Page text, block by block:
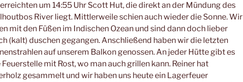
um 14:55 Uhr Scott Hut, die direkt an der Mündung des
River liegt. Mittlerweile schien auch wieder die Sonne. Wir
mit den Füßen im Indischen Ozean und sind dann doch lieber
(kalt) duschen gegangen. Anschließend haben wir die letzten
auf unserem Balkon genossen. An jeder Hütte gibt es
Feuerstelle mit Rost, wo man auch grillen kann. Reiner hat
gesammelt und wir haben uns heute ein Lagerfeuer